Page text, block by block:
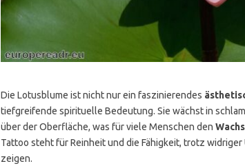
Die Lotusblume ist nicht nur ein faszinierendes
tiefgreifende spirituelle Bedeutung. Sie wächst in
über der Oberfläche, was für viele Menschen den
Tattoo steht für Reinheit und die Fähigkeit, trotz
zeigen.